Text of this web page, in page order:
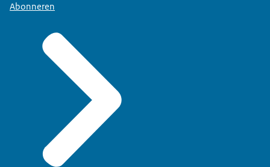
Abonneren